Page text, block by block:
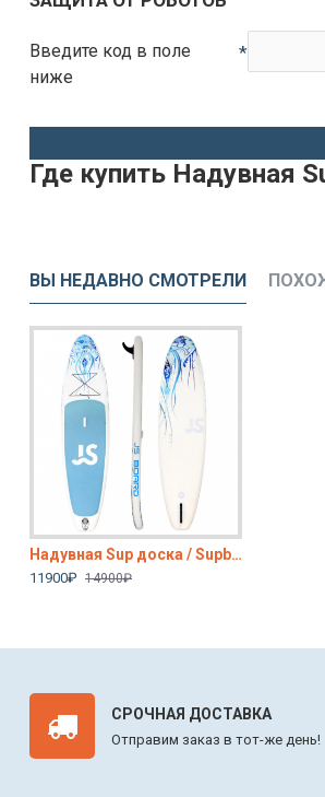
Введите код в поле
ниже
Где купить Надувная
ВЫ НЕДАВНО СМОТРЕЛИ
Надувная Sup доска / Supboard (сапборд) JF 335 Meduza, 335*81*15см, в полной комплектации
11900₽ 14900₽
13500₽ 14800₽
СРОЧНАЯ ДОСТАВКА
Отправим заказ в тот-же день!